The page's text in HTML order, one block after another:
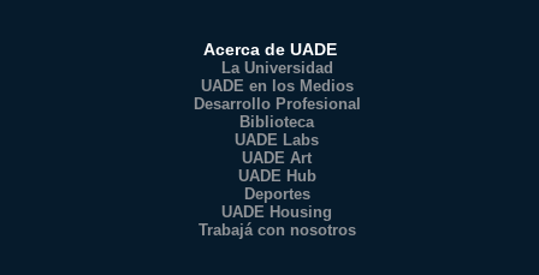
Acerca de UADE
La Universidad
UADE en los Medios
Desarrollo Profesional
Biblioteca
UADE Labs
UADE Art
UADE Hub
Deportes
UADE Housing
Trabajá con nosotros